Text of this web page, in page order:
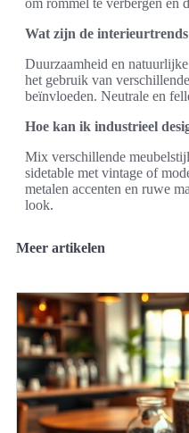
Wat zijn de
Duurzaamheid en
het gebruik van
beïnvloeden. Neutrale en
Hoe kan ik industrieel
Mix verschillende
sidetable met vintage of
metalen accenten en ruwe
look.
Meer artikelen